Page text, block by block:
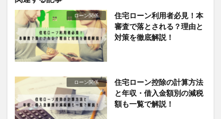
ローン関係
住宅ローン利用者必見！本
審査で落とされる？理由と
対策を徹底解説！
ローン関係
住宅ローン控除の計算方法
と年収・借入金額別の減税
額も一覧で解説！